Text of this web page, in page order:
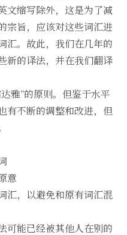
文缩写除外，这是为了减
宗旨，应该对这些词汇进
汇。故此，我们在几年的
新的译法，并在我们翻译
雅”的原则。但鉴于水平
有不断的调整和改进，但
意
汇，以避免和原有词汇混
可能已经被其他人在别的